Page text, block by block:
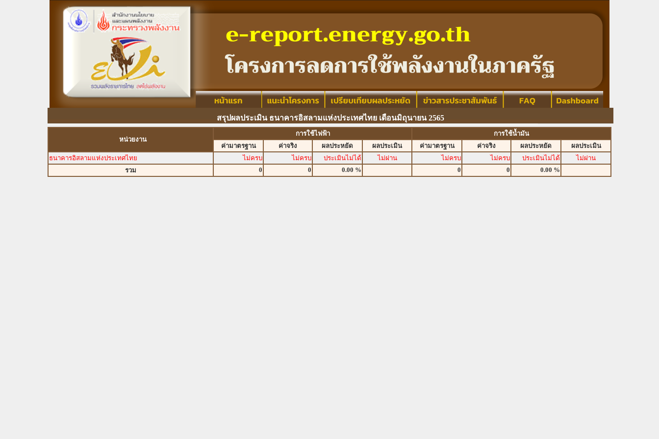
สรุปผลประเมิน ธนาคารอิสลามแห่งประเทศไทย เดือนมิถุนายน 2565
หน่วยงาน
การใช้ไฟฟ้า
การใช้น้ำมัน
ค่ามาตรฐาน
ค่าจริง ผลประหยัด ผลประเมิน ค่ามาตรฐาน ค่าจริง ผลประหยัด
ผลประเมิน
ธนาคารอิสลามแห่งประเทศไทย
ไม่ครบ ไม่ครบ ประเมินไม่ได้ ไม่ผ่าน ไม่ครบ ไม่ครบ ประเมินไม่ได้
ไม่ผ่าน
รวม
0 0 0.00 % 0 0 0.00 %